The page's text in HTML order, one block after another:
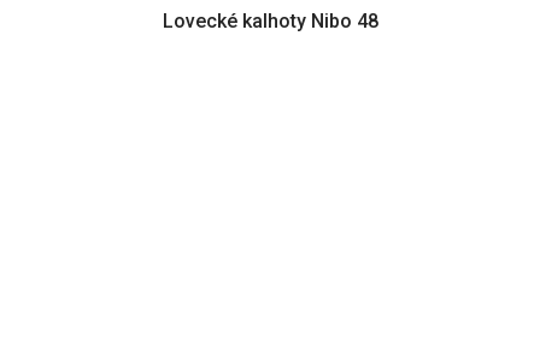
Lovecké kalhoty Nibo 48